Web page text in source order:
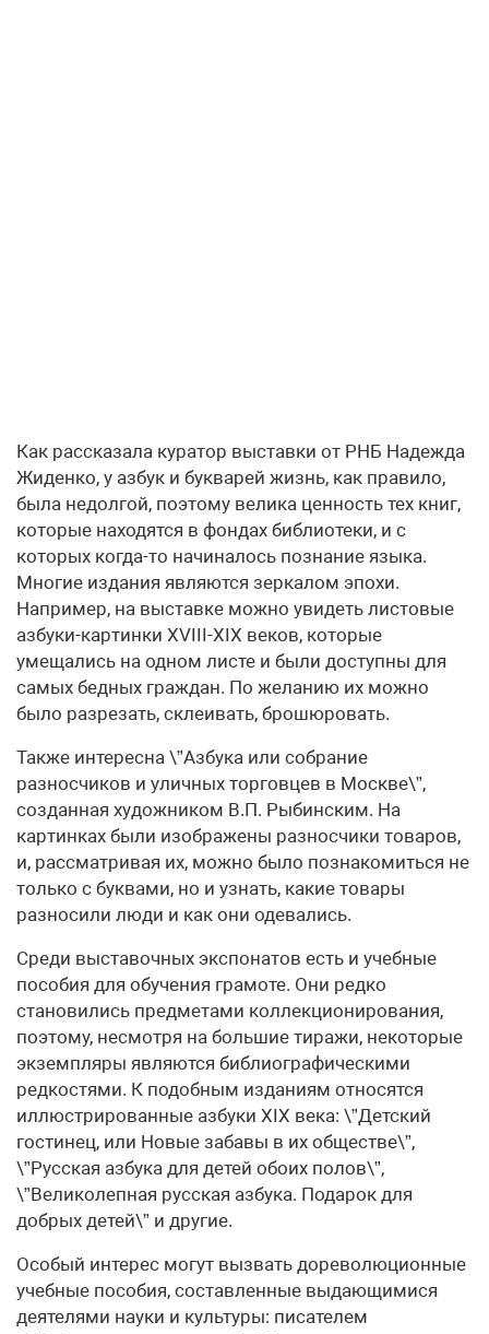
Как рассказала куратор выставки от РНБ Надежда
Жиденко, у азбук и букварей жизнь, как правило,
была недолгой, поэтому велика ценность тех книг,
которые находятся в фондах библиотеки, и с
которых когда-то начиналось познание языка.
Многие издания являются зеркалом эпохи.
Например, на выставке можно увидеть листовые
азбуки-картинки XVIII-XIX веков, которые
умещались на одном листе и были доступны для
самых бедных граждан. По желанию их можно
было разрезать, склеивать, брошюровать.
Также интересна \”Азбука или собрание
разносчиков и уличных торговцев в Москве\”,
созданная художником В.П. Рыбинским. На
картинках были изображены разносчики товаров,
и, рассматривая их, можно было познакомиться не
только с буквами, но и узнать, какие товары
разносили люди и как они одевались.
Среди выставочных экспонатов есть и учебные
пособия для обучения грамоте. Они редко
становились предметами коллекционирования,
поэтому, несмотря на большие тиражи, некоторые
экземпляры являются библиографическими
редкостями. К подобным изданиям относятся
иллюстрированные азбуки XIX века: \”Детский
гостинец, или Новые забавы в их обществе\”,
\”Русская азбука для детей обоих полов\”,
\”Великолепная русская азбука. Подарок для
добрых детей\” и другие.
Особый интерес могут вызвать дореволюционные
учебные пособия, составленные выдающимися
деятелями науки и культуры: писателем